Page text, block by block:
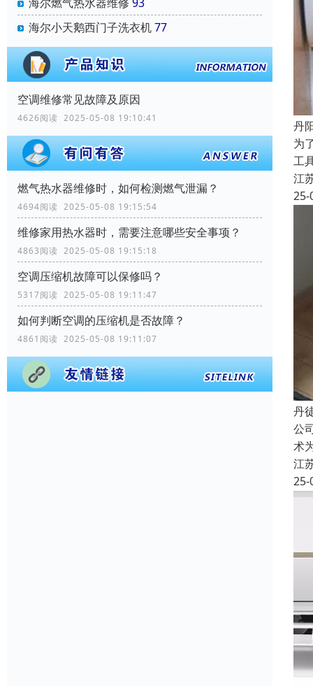
海尔小天鹅西门子洗衣机77
空调维修常见故障及原因
4626阅读 2025-05-08 19:10:41
燃气热水器维修时，如何检测燃气泄漏？
4694阅读 2025-05-08 19:15:54
维修家用热水器时，需要注意哪些安全事项？
4863阅读 2025-05-08 19:15:18
空调压缩机故障可以保修吗？
5317阅读 2025-05-08 19:11:47
如何判断空调的压缩机是否故障？
4861阅读 2025-05-08 19:11:07
丹
为
工
江
25-
丹
公
术
江
25-